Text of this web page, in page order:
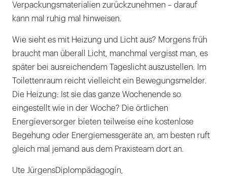
Verpackungsmaterialien zurückzunehmen – darauf
kann mal ruhig mal hinweisen.
Wie sieht es mit Heizung und Licht aus? Morgens früh
braucht man überall Licht, manchmal vergisst man, es
später bei ausreichendem Tageslicht auszustellen. Im
Toilettenraum reicht vielleicht ein Bewegungsmelder.
Die Heizung: Ist sie das ganze Wochenende so
eingestellt wie in der Woche? Die örtlichen
Energieversorger bieten teilweise eine kostenlose
Begehung oder Energiemessgeräte an, am besten ruft
gleich mal jemand aus dem Praxisteam dort an.
Ute JürgensDiplompädagogin,